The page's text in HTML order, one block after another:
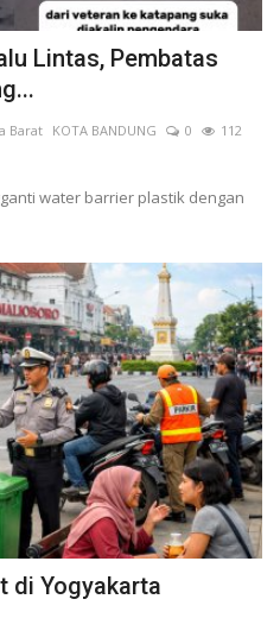
Lintas, Pembatas
Barat KOTA BANDUNG 0
112
water barrier plastik dengan
di Yogyakarta